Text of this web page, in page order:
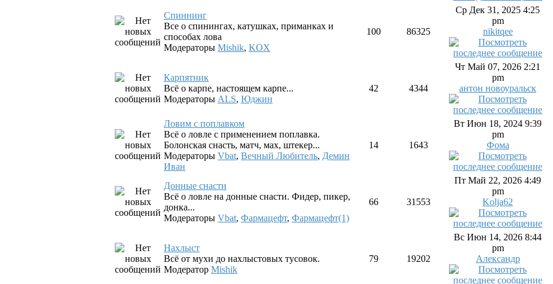
Спиннинг
Все о спинингах, катушках, приманках и
способах лова
Модераторы Mishik, KOX
100 86325
Ср Дек 31, 2025 4:25
pm
nikitqee
Карпятник
Всё о карпе, настоящем карпе...
Модераторы ALS, Юджин
42 4344
Чт Май 07, 2026 2:21
pm
антон новоуральск
Ловим с поплавком
Всё о ловле с применением поплавка.
Болонская снасть, матч, мах, штекер...
Модераторы Vbat, Вечный Любитель, Демин
Иван
14 1643
Вт Июн 18, 2024 9:39
pm
Фома
Донные снасти
Всё о ловле на донные снасти. Фидер, пикер,
донка...
Модераторы Vbat, Фармацефт, Фармацефт(1)
66 31553
Пт Май 22, 2026 4:49
pm
Kolja62
Нахлыст
Всё от мухи до нахлыстовых тусовок.
Модератор Mishik
79 19202
Вс Июн 14, 2026 8:44
pm
Александр